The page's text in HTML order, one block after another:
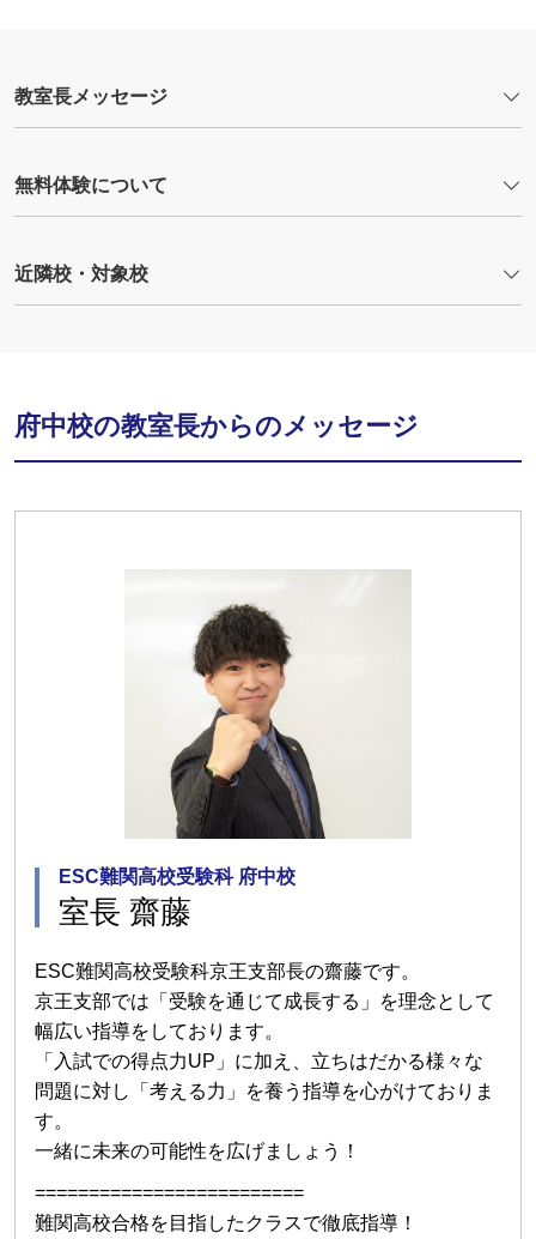
教室長メッセージ
無料体験について
近隣校・対象校
府中校の教室長からのメッセージ
ESC難関高校受験科 府中校
室長 齋藤
ESC難関高校受験科京王支部長の齋藤です。
京王支部では「受験を通じて成長する」を理念として
幅広い指導をしております。
「入試での得点力UP」に加え、立ちはだかる様々な
問題に対し「考える力」を養う指導を心がけておりま
す。
一緒に未来の可能性を広げましょう！
=========================
難関高校合格を目指したクラスで徹底指導！